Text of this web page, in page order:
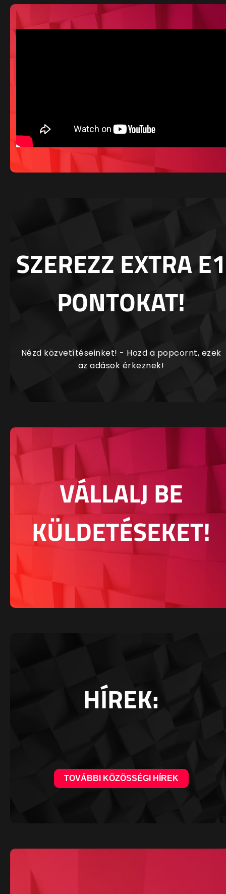
SZEREZZ EXTRA E1
PONTOKAT!
Nézd közvetítéseinket! - Hozd a popcornt, ezek
az adások érkeznek!
VÁLLALJ BE
KÜLDETÉSEKET!
HÍREK:
TOVÁBBI KÖZÖSSÉGI HÍREK